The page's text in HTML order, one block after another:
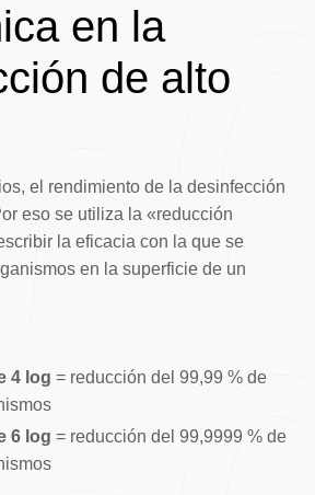
en la
de alto
el rendimiento de la desinfección
eso se utiliza la «reducción
la eficacia con la que se
en la superficie de un
4 log = reducción del 99,99 % de
6 log = reducción del 99,9999 % de